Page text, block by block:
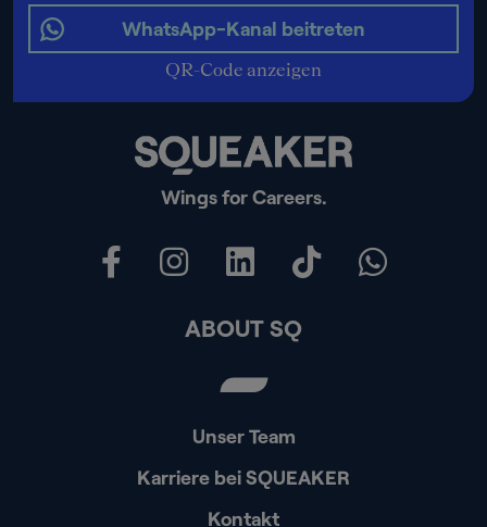
Wings for Careers.
WhatsApp-Kanal beitreten
QR-Code anzeigen
ABOUT SQ
Unser Team
Karriere bei SQUEAKER
Kontakt